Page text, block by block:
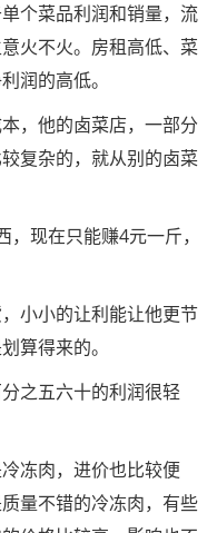
个菜品利润和销量，流
火不火。房租高低、菜
润的高低。
，他的卤菜店，一部分
复杂的，就从别的卤菜
现在只能赚4元一斤，
小小的让利能让他更节
算得来的。
之五六十的利润很轻
冻肉，进价也比较便
量不错的冷冻肉，有些